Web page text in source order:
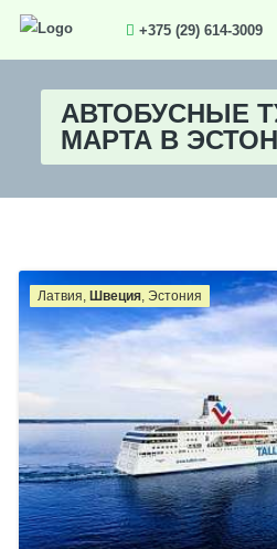
+375 (29) 614-3009
АВТОБУСНЫЕ
МАРТА В
Латвия, Швеция, Эстония